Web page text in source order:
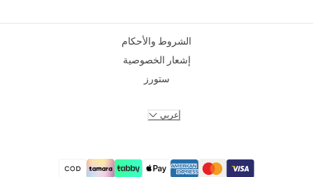
الشروط والأحكام
إشعار الخصوصية
ستورز
عربي